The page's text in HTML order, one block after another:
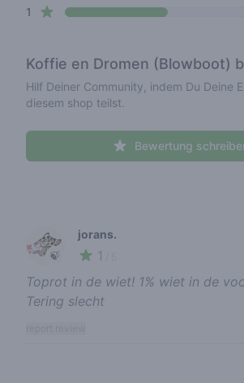
1 star reviews
Koffie en Dromen (Blowboot)
Hilf Deiner Community, indem Du Deine
diesem shop teilst.
Bewertung
🍃
jorans.
1
Toprot in de wiet! 1% wiet in de
Tering slecht